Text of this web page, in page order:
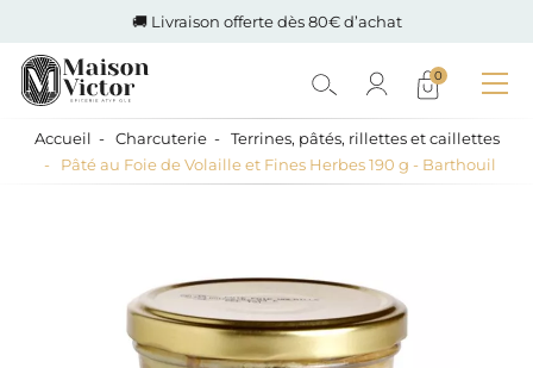
🚚 Livraison offerte dès 80€ d’achat
0
Accueil Charcuterie
Terrines, pâtés, rillettes et caillettes
Pâté au Foie de Volaille et Fines Herbes 190 g - Barthouil